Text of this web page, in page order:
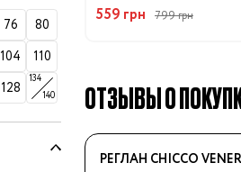
74-86 см
92-104 см
110-128 см
134-146 см
152-176 см
76
80
104 110
128
134
140
559 грн 799 грн
ОТЗЫВЫ О
РЕГЛАН CHICCO